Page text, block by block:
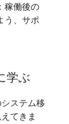
稼働後の
う、サポ
学ぶ
ステム移
てきま